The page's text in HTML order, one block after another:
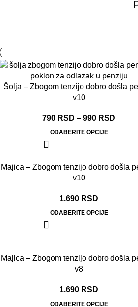
Šolja – Zbogom tenzijo dobro došla
v10
790 RSD – 990 RSD
ODABERITE OPCIJE
Majica – Zbogom tenzijo dobro došla
v10
1.690 RSD
ODABERITE OPCIJE
Majica – Zbogom tenzijo dobro došla
v8
1.690 RSD
ODABERITE OPCIJE